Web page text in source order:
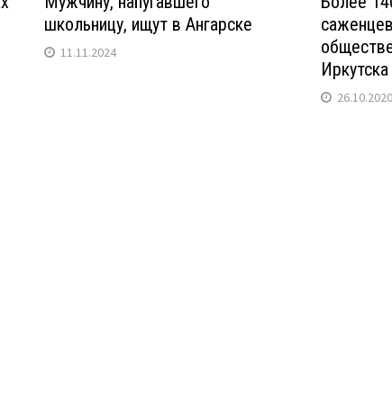
школьницу, ищут в Ангарске
11.11.2024
Иркутска
26.10.2020